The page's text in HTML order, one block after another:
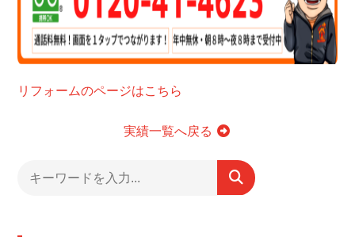
リフォームのページはこちら
実績一覧へ戻る